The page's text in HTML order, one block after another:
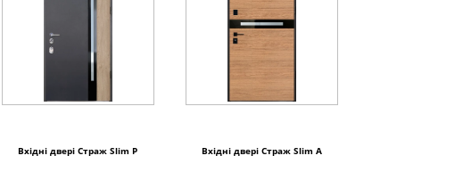
Вхідні двері Страж Slim P Вхідні двері Страж Slim A